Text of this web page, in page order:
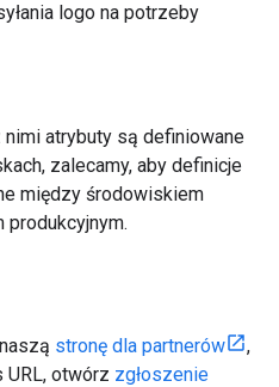
logo na potrzeby
atrybuty są definiowane
zalecamy, aby definicje
między środowiskiem
stronę dla partnerów
,
URL, otwórz zgłoszenie